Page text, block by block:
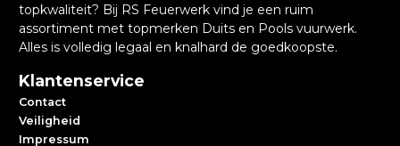
topkwaliteit? Bij RS Feuerwerk vind je een ruim
assortiment met topmerken Duits en Pools vuurwerk.
Alles is volledig legaal en knalhard de goedkoopste.
Klantenservice
Contact
Veiligheid
Impressum